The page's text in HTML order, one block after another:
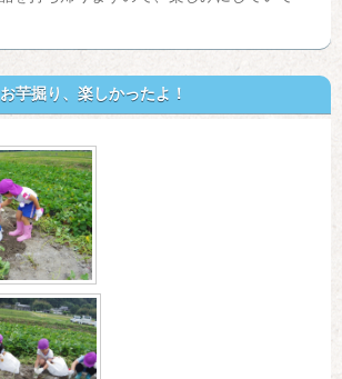
お芋掘り、楽しかったよ！